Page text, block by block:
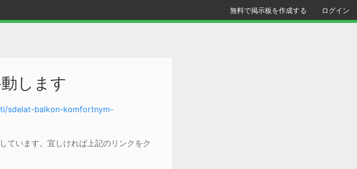
無料で掲示板を作成する ログイン
します
sdelat-balkon-komfortnym-
ています。宜しければ上記のリンクをク